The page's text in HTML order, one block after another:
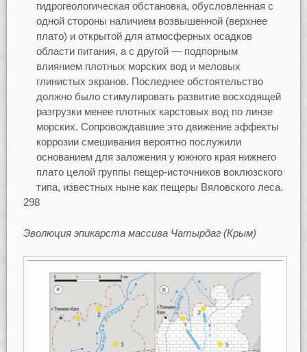
гидрогеологическая обстановка, обусловленная с
одной стороны наличием возвышенной (верхнее
плато) и открытой для атмосферных осадков
области питания, а с другой — подпорным
влиянием плотных морских вод и меловых
глинистых экранов. Последнее обстоятельство
должно было стимулировать развитие восходящей
разгрузки менее плотных карстовых вод по линзе
морских. Сопровождавшие это движение эффекты
коррозии смешивания вероятно послужили
основанием для заложения у южного края нижнего
плато целой группы пещер-источников воклюзского
типа, известных ныне как пещеры Вяловского леса.
298
Эволюция эпикарста массива Чатырдаг (Крым)